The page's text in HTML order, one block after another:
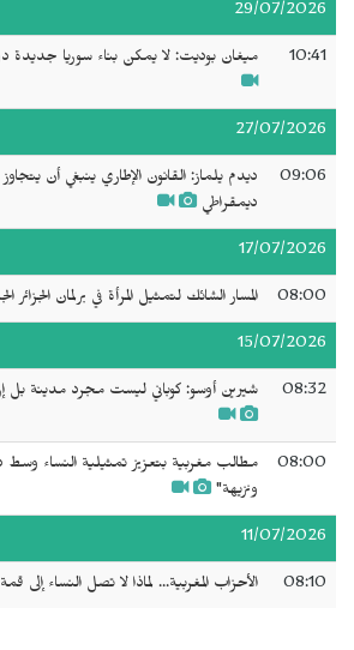
29/07/2026
10:41 ميغان بوديت: لا يمكن بناء سوريا جديدة
27/07/2026
09:06
ديدم يلماز: القانون الإطاري ينبغي أن
ديمقراطي
17/07/2026
08:00 المسار الشائك لتمثيل المرأة في برلمان الجزائر
15/07/2026
08:32 شيرين أوسو: كوباني ليست مجرد مدينة
08:00
مطالب مغربية بتعزيز تمثيلية النساء وسط
ونزيهة"
11/07/2026
08:10 الأحزاب المغربية... لماذا لا تصل النساء إلى